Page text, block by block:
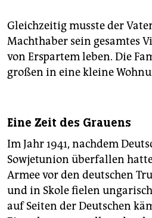
Gleichzeitig musste der
Machthaber sein gesamtes
von Erspartem leben. Die
großen in eine kleine
Eine Zeit des Grauens
Im Jahr 1941, nachdem
Sowjetunion überfallen
Armee vor den deutschen
und in Skole fielen
auf Seiten der Deutschen